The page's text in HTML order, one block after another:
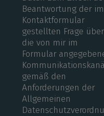
Beantwortung der im
Kontaktformular
gestellten Frage über
die von mir im
Formular
gemäß den
Anforderungen der
Allgemeinen